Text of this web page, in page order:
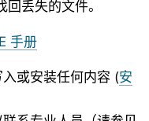
丢失的文件。
手册
或安装任何内容 (安